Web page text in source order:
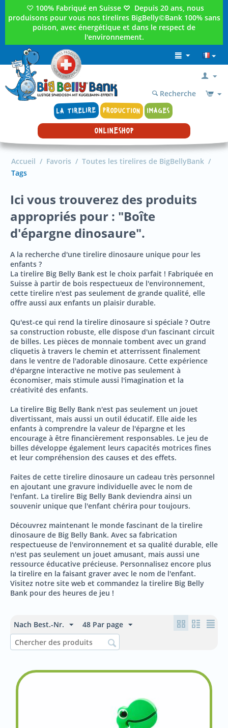
♡ 100% Fabriqué en Suisse ♡ Depuis 20 ans, nous
produisons pour vous nos tirelires BigBelly©Bank 100% sans
poison, avec énergétique et dans le respect de
l'environnement.
LA TIRELIRE PRODUCTION IMAGES
Recherche
ONLINESHOP
Accueil / Favoris / Toutes les tirelires de BigBellyBank /
Tags
Ici vous trouverez des produits
appropriés pour : "Boîte
d'épargne dinosaure".
A la recherche d'une tirelire dinosaure unique pour les
enfants ?
La tirelire Big Belly Bank est le choix parfait ! Fabriquée en
Suisse à partir de bois respectueux de l'environnement,
cette tirelire n'est pas seulement de grande qualité, elle
offre aussi aux enfants un plaisir durable.
Qu'est-ce qui rend la tirelire dinosaure si spéciale ? Outre
sa construction robuste, elle dispose d'un fascinant circuit
de billes. Les pièces de monnaie tombent avec un grand
cliquetis à travers le chemin et atterrissent finalement
dans le ventre de l'adorable dinosaure. Cette expérience
d'épargne interactive ne motive pas seulement à
économiser, mais stimule aussi l'imagination et la
créativité des enfants.
La tirelire Big Belly Bank n'est pas seulement un jouet
divertissant, mais aussi un outil éducatif. Elle aide les
enfants à comprendre la valeur de l'épargne et les
encourage à être financièrement responsables. Le jeu de
billes développe également leurs capacités motrices fines
et leur compréhension des causes et des effets.
Faites de cette tirelire dinosaure un cadeau très personnel
en ajoutant une gravure individuelle avec le nom de
l'enfant. La tirelire Big Belly Bank deviendra ainsi un
souvenir unique que l'enfant chérira pour toujours.
Découvrez maintenant le monde fascinant de la tirelire
dinosaure de Big Belly Bank. Avec sa fabrication
respectueuse de l'environnement et sa qualité durable, elle
n'est pas seulement un jouet amusant, mais aussi une
ressource éducative précieuse. Personnalisez encore plus
la tirelire en la faisant graver avec le nom de l'enfant.
Visitez notre site web et commandez la tirelire Big Belly
Bank pour des heures de jeu !
Nach Best.-Nr. 48 Par page